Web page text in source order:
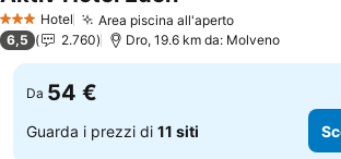
3 StelleHotel Area piscina all'apertoScopri i prezzi
Scopri i prezzi
6,5 2.760 Dro, 19.6 km da: Molveno
Da 54 €
Guarda i prezzi di 11 siti